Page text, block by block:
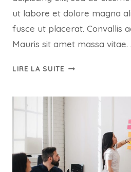
ut labore et dolore magna
fusce ut placerat. Convallis
Mauris sit amet massa vitae.
LIRE LA SUITE ET
RERUM
FACILIS
EST
ET
EXPEDITA
DISTINCTIO